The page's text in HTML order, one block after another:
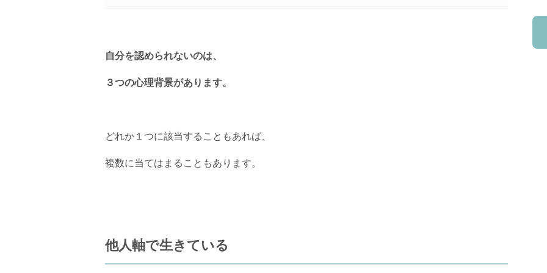
自分を認められないのは、
３つの心理背景があります。
どれか１つに該当することもあれば、
複数に当てはまることもあります。
他人軸で生きている